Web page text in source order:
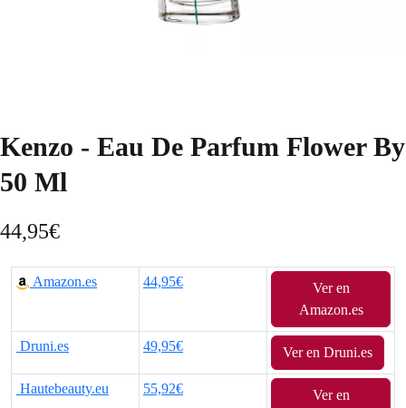
Kenzo - Eau De Parfum Flower By
50 Ml
44,95€
Amazon.es 44,95€
Ver en
Amazon.es
Druni.es 49,95€ Ver en Druni.es
Hautebeauty.eu 55,92€
Ver en